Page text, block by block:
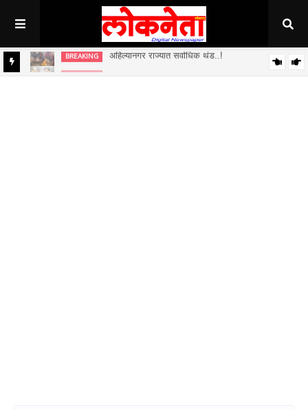
अहिल्यानगर राज्यात सर्वाधिक थंड..!
BREAKING